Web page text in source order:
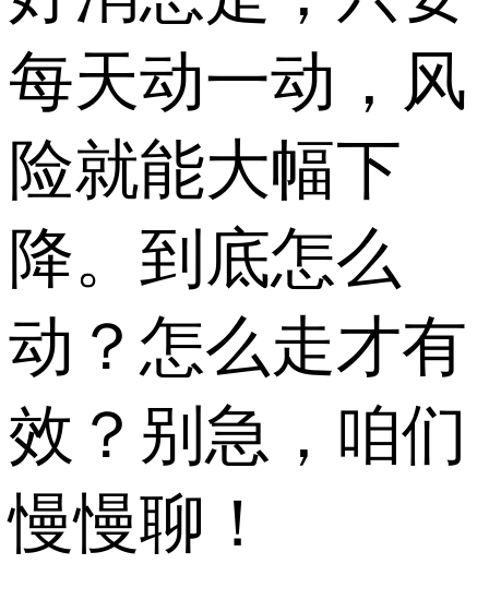
每天动一动，风
险就能大幅下
降。到底怎么
动？怎么走才有
效？别急，咱们
慢慢聊！